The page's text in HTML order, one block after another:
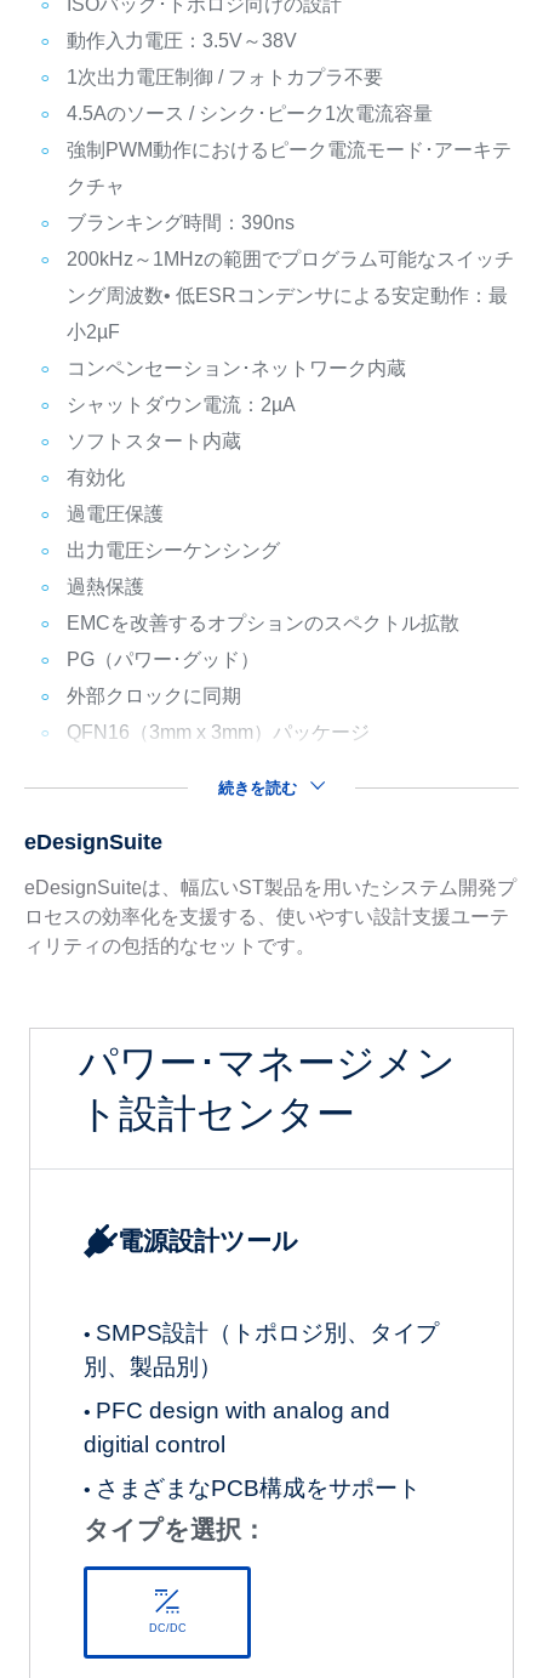
ISOバック･トポロジ向けの設計
動作入力電圧：3.5V～38V
1次出力電圧制御 / フォトカプラ不要
4.5Aのソース / シンク･ピーク1次電流容量
強制PWM動作におけるピーク電流モード･アーキテ
クチャ
ブランキング時間：390ns
200kHz～1MHzの範囲でプログラム可能なスイッチ
ング周波数• 低ESRコンデンサによる安定動作：最
小2µF
コンペンセーション･ネットワーク内蔵
シャットダウン電流：2µA
ソフトスタート内蔵
有効化
過電圧保護
出力電圧シーケンシング
過熱保護
EMCを改善するオプションのスペクトル拡散
PG（パワー･グッド）
外部クロックに同期
QFN16（3mm x 3mm）パッケージ
続きを読む
eDesignSuite
eDesignSuiteは、幅広いST製品を用いたシステム開発プ
ロセスの効率化を支援する、使いやすい設計支援ユーテ
ィリティの包括的なセットです。
パワー･マネージメン
ト設計センター
電源設計ツール
• SMPS設計（トポロジ別、タイプ
別、製品別）
• PFC design with analog and
digitial control
• さまざまなPCB構成をサポート
タイプを選択：
DC/DC